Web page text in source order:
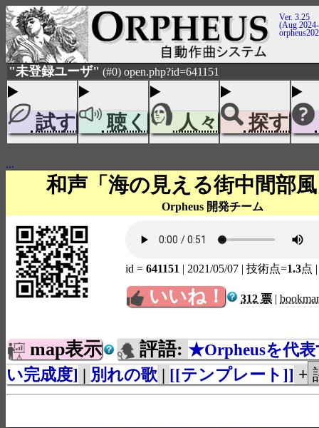
Ver. 3.25
(Aug
"未登録ユーザ" (#0) open.php?id=641151
試す 聴く 人々 探す
...
和声「海の見える街中間部
Orpheus 開発チーム
id = 641151 | 2021/05/07 | 技術点=1.3点
いいね！ 312 票 |
map表示 評語: ★Orpheusを代
い完成度] | 別れの歌 | [[テンプレート]] +